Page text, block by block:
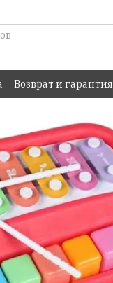
Возврат и гарантия